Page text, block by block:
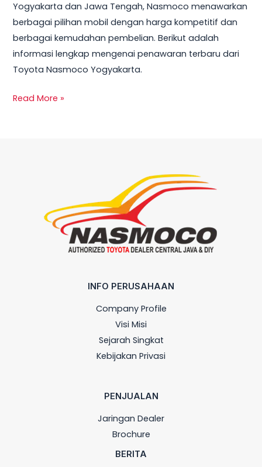
Yogyakarta dan Jawa Tengah, Nasmoco menawarkan
berbagai pilihan mobil dengan harga kompetitif dan
berbagai kemudahan pembelian. Berikut adalah
informasi lengkap mengenai penawaran terbaru dari
Toyota Nasmoco Yogyakarta.
Harga
Mobil
2025
Read More »
INFO PERUSAHAAN
Company Profile
Visi Misi
Sejarah Singkat
Kebijakan Privasi
PENJUALAN
Jaringan Dealer
Brochure
BERITA